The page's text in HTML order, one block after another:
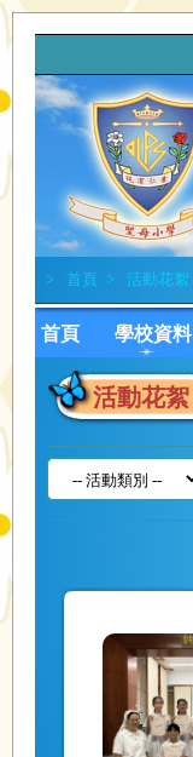
> 首頁 > 活動花絮
首頁 學校資料
活動花絮